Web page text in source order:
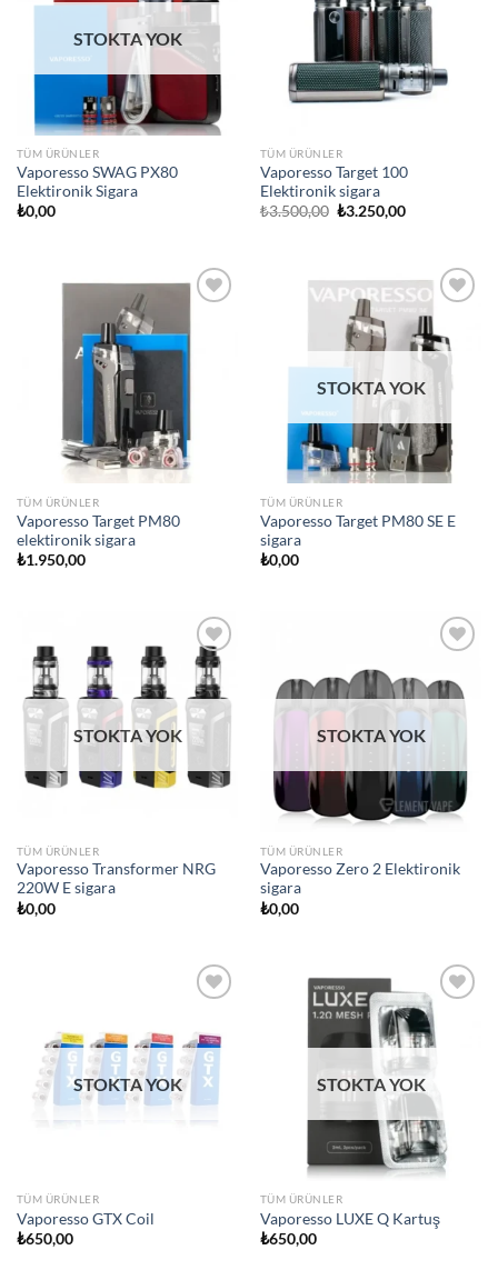
STOKTA YOK
TÜM ÜRÜNLER
Vaporesso SWAG PX80
Elektironik Sigara
₺0,00
TÜM ÜRÜNLER
Vaporesso Target 100
Elektironik sigara
₺3.500,00 Orijinal
₺3.250,00Şu
wishlist
TÜM ÜRÜNLER
Vaporesso Target PM80
elektironik sigara
₺1.950,00
Add to
wishlist
STOKTA YOK
TÜM ÜRÜNLER
Vaporesso Target PM80 SE E
sigara
₺0,00
Add to
wishlist
STOKTA YOK
TÜM ÜRÜNLER
Vaporesso Transformer NRG
220W E sigara
₺0,00
wishlist
STOKTA YOK
TÜM ÜRÜNLER
Vaporesso Zero 2 Elektironik
sigara
₺0,00
wishlist
STOKTA YOK
TÜM ÜRÜNLER
Vaporesso GTX Coil
₺650,00
Add to
wishlist
STOKTA YOK
TÜM ÜRÜNLER
Vaporesso LUXE Q Kartuş
₺650,00